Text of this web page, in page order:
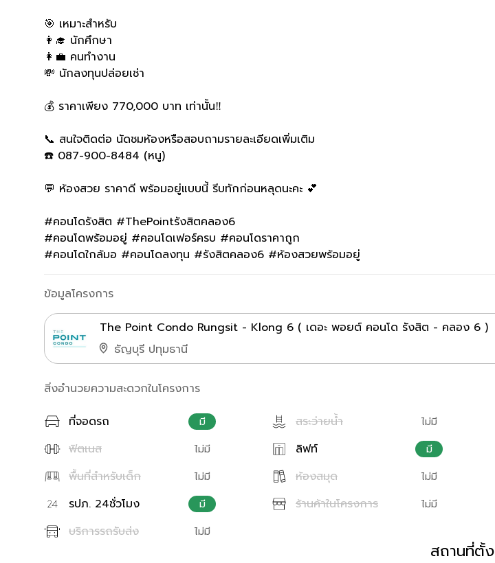
🎯 เหมาะสำหรับ
👩‍🎓 นักศึกษา
👩‍💼 คนทำงาน
💸 นักลงทุนปล่อยเช่า
💰 ราคาเพียง 770,000 บาท เท่านั้น‼️
📞 สนใจติดต่อ นัดชมห้องหรือสอบถามรายละเอียดเพิ่มเติม
☎️ 087-900-8484 (หนู)
💬 ห้องสวย ราคาดี พร้อมอยู่แบบนี้ รีบทักก่อนหลุดนะคะ 💕
#คอนโดรังสิต #ThePointรังสิตคลอง6
#คอนโดพร้อมอยู่ #คอนโดเฟอร์ครบ #คอนโดราคาถูก
#คอนโดใกล้มอ #คอนโดลงทุน #รังสิตคลอง6 #ห้องสวยพร้อมอยู่
ข้อมูลโครงการ
The Point Condo Rungsit - Klong 6 ( เดอะ พอยต์ คอนโด รังสิต - คลอง 6 )
ธัญบุรี ปทุมธานี
สิ่งอำนวยความสะดวกในโครงการ
ที่จอดรถ
มี สระว่ายน้ำ ไม่มี
ฟิตเนส ไม่มี ลิฟท์ มี
พื้นที่สำหรับเด็ก ไม่มี ห้องสมุด ไม่มี
รปภ. 24ชั่วโมง มี ร้านค้าในโครงการ ไม่มี
บริการรถรับส่ง ไม่มี
สถานที่ตั้ง